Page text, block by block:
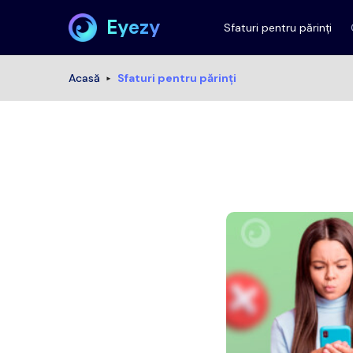
Eyezy Sfaturi pentru părinți
Acasă Sfaturi pentru părinți